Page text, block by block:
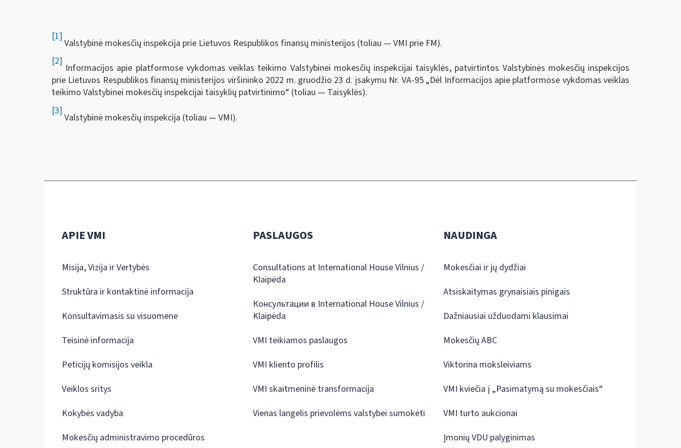
[1]
Valstybinė mokesčių inspekcija prie Lietuvos Respublikos finansų ministerijos (toliau — VMI prie FM).
[2]
Informacijos apie platformose vykdomas veiklas teikimo Valstybinei mokesčių inspekcijai taisyklės, patvirtintos Valstybinės mokesčių inspekcijos
prie Lietuvos Respublikos finansų ministerijos viršininko 2022 m. gruodžio 23 d. įsakymu Nr. VA-95 „Dėl Informacijos apie platformose vykdomas veiklas
teikimo Valstybinei mokesčių inspekcijai taisyklių patvirtinimo“ (toliau — Taisyklės).
[3]
Valstybinė mokesčių inspekcija (toliau — VMI).
APIE VMI
Misija, Vizija ir Vertybės
Struktūra ir kontaktinė informacija
Konsultavimasis su visuomene
Teisinė informacija
Peticijų komisijos veikla
Veiklos sritys
Kokybės vadyba
Mokesčių administravimo procedūros
PASLAUGOS
Consultations at International House Vilnius /
Klaipėda
Консультации в International House Vilnius /
Klaipėda
VMI teikiamos paslaugos
VMI kliento profilis
VMI skaitmeninė transformacija
Vienas langelis prievolėms valstybei sumokėti
NAUDINGA
Mokesčiai ir jų dydžiai
Atsiskaitymas grynaisiais pinigais
Dažniausiai užduodami klausimai
Mokesčių ABC
Viktorina moksleiviams
VMI kviečia į „Pasimatymą su mokesčiais“
VMI turto aukcionai
Įmonių VDU palyginimas